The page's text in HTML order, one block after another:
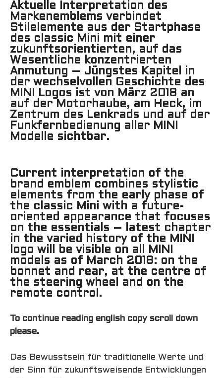
Aktuelle Interpretation des
Markenemblems verbindet
Stilelemente aus der Startphase
des classic Mini mit einer
zukunftsorientierten, auf das
Wesentliche konzentrierten
Anmutung – Jüngstes Kapitel in
der wechselvollen Geschichte des
MINI Logos ist von März 2018 an
auf der Motorhaube, am Heck, im
Zentrum des Lenkrads und auf der
Funkfernbedienung aller MINI
Modelle sichtbar.
Current interpretation of the
brand emblem combines stylistic
elements from the early phase of
the classic Mini with a future-
oriented appearance that focuses
on the essentials – latest chapter
in the varied history of the MINI
logo will be visible on all MINI
models as of March 2018: on the
bonnet and rear, at the centre of
the steering wheel and on the
remote control.
To continue reading english copy scroll down
please.
Das Bewusstsein für traditionelle Werte und
der Sinn für zukunftsweisende Entwicklungen